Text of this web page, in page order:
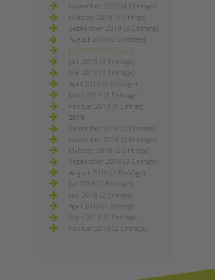
November 2019 (4 Einträge)
Oktober 2019 (1 Eintrag)
September 2019 (3 Einträge)
August 2019 (3 Einträge)
Juli 2019 (4 Einträge)
Juni 2019 (3 Einträge)
Mai 2019 (3 Einträge)
April 2019 (2 Einträge)
März 2019 (3 Einträge)
Februar 2019 (1 Eintrag)
2018
Dezember 2018 (3 Einträge)
November 2018 (3 Einträge)
Oktober 2018 (2 Einträge)
September 2018 (3 Einträge)
August 2018 (2 Einträge)
Juli 2018 (2 Einträge)
Juni 2018 (2 Einträge)
April 2018 (1 Eintrag)
März 2018 (2 Einträge)
Februar 2018 (2 Einträge)